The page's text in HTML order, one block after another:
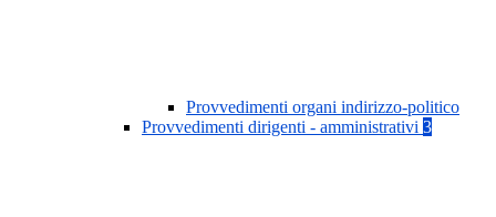
Provvedimenti organi indirizzo-politico
Provvedimenti dirigenti - amministrativi 3